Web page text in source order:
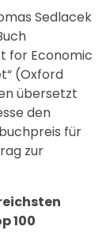
Sedlacek
for Economic
(Oxford
übersetzt
den
für
zur
100